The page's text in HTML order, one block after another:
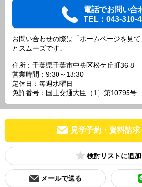
電話でお問い合
TEL：043-310-
お問い合わせの際は「ホームページを見て
とスムーズです。
住所：千葉県千葉市中央区松ケ丘町36-8
営業時間：9:30～18:30
定休日：毎週水曜日
免許番号：国土交通大臣（1）第10795号
見学予約・資料請求
検討リスト
メールで送る